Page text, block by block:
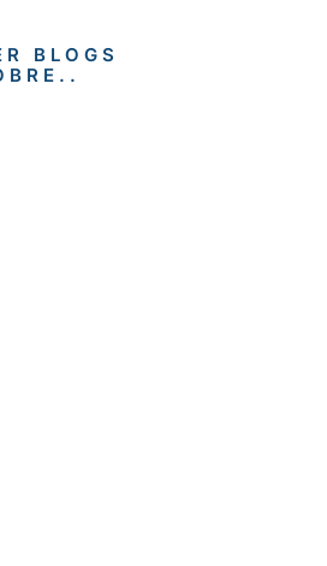
BLOGS